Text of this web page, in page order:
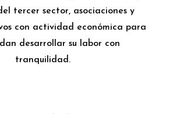
tercer sector, asociaciones y
con actividad económica para
desarrollar su labor con
tranquilidad.